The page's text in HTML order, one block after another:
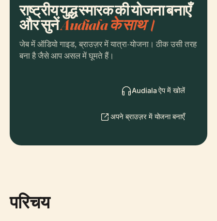
राष्ट्रीय युद्ध स्मारक की योजना बनाएँ
और सुनेंAudiala के साथ।
जेब में ऑडियो गाइड, ब्राउज़र में यात्रा-योजना। ठीक उसी तरह
बना है जैसे आप असल में घूमते हैं।
Audiala ऐप में खोलें
अपने ब्राउज़र में योजना बनाएँ
परिचय